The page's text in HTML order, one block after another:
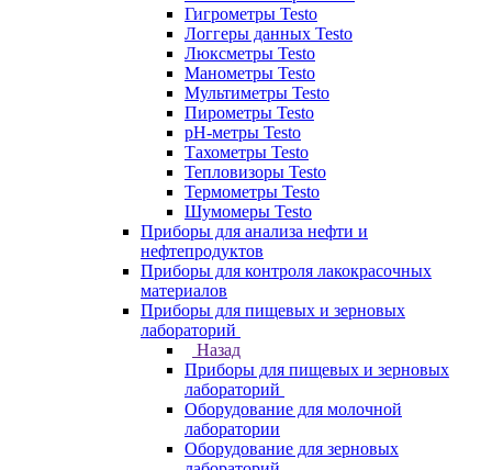
Гигрометры Testo
Логгеры данных Testo
Люксметры Testo
Манометры Testo
Мультиметры Testo
Пирометры Testo
pH-метры Testo
Тахометры Testo
Тепловизоры Testo
Термометры Testo
Шумомеры Testo
Приборы для анализа нефти и
нефтепродуктов
Приборы для контроля лакокрасочных
материалов
Приборы для пищевых и зерновых
лабораторий
Назад
Приборы для пищевых и зерновых
лабораторий
Оборудование для молочной
лаборатории
Оборудование для зерновых